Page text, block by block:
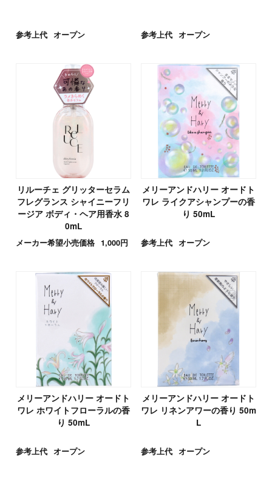
参考上代 オープン 参考上代 オープン
リルーチェ グリッターセラム
フレグランス シャイニーフリ
ージア ボディ・ヘア用香水 8
0mL
メーカー希望小売価格 1,000円
メリーアンドハリー オードト
ワレ ライクアシャンプーの香
り 50mL
参考上代 オープン
メリーアンドハリー オードト
ワレ ホワイトフローラルの香
り 50mL
参考上代 オープン
メリーアンドハリー オードト
ワレ リネンアワーの香り 50m
L
参考上代 オープン